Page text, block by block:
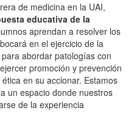
de medicina en la UAI,
educativa de la
aprendan a resolver los
en el ejercicio de la
abordar patologías con
promoción y prevención
en su accionar. Estamos
un espacio donde nuestros
de la experiencia